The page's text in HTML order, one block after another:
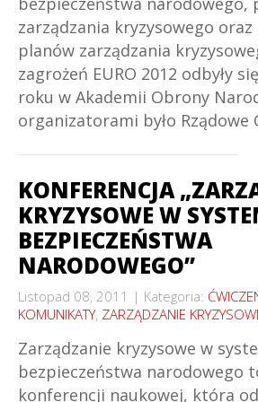
zarządzania kryzysowego oraz
planów zarządzania
zagrożeń EURO 2012 odbyły
roku w Akademii Obrony
organizatorami było
KONFERENCJA
KRYZYSOWE W
BEZPIECZEŃSTWA
NARODOWEGO”
Listopad 08, 2011 Kategoria:
KOMUNIKATY, ZARZĄDZANIE
Zarządzanie kryzysowe w
bezpieczeństwa narodowego
konferencji naukowej, która